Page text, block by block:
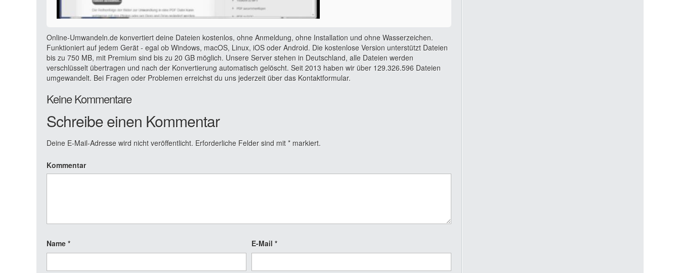
Online-Umwandeln.de konvertiert deine Dateien kostenlos, ohne Anmeldung, ohne Installation und ohne Wasserzeichen.
Funktioniert auf jedem Gerät - egal ob Windows, macOS, Linux, iOS oder Android. Die kostenlose Version unterstützt Dateien
bis zu 750 MB, mit Premium sind bis zu 20 GB möglich. Unsere Server stehen in Deutschland, alle Dateien werden
verschlüsselt übertragen und nach der Konvertierung automatisch gelöscht. Seit 2013 haben wir über 129.326.596 Dateien
umgewandelt. Bei Fragen oder Problemen erreichst du uns jederzeit über das Kontaktformular.
Keine Kommentare
Schreibe einen Kommentar
Deine E-Mail-Adresse wird nicht veröffentlicht. Erforderliche Felder sind mit * markiert.
Kommentar
Name * E-Mail *